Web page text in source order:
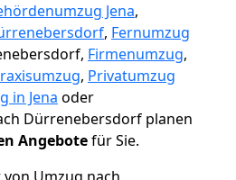
Jena,
, Fernumzug
Firmenumzug,
, Privatumzug
in Jena oder
Dürrenebersdorf planen
Angebotefür Sie.